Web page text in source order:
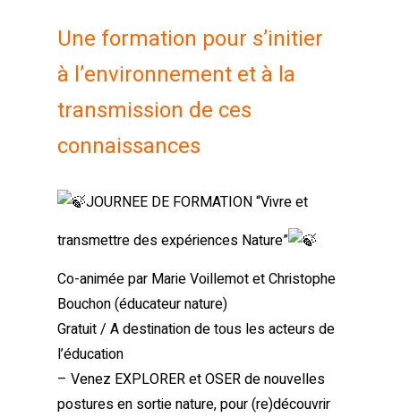
Une formation pour s’initier
à l’environnement et à la
transmission de ces
connaissances
JOURNEE DE FORMATION “Vivre et
transmettre des expériences Nature”
Co-animée par Marie Voillemot et Christophe
Bouchon (éducateur nature)
Gratuit / A destination de tous les acteurs de
l’éducation
– Venez EXPLORER et OSER de nouvelles
postures en sortie nature, pour (re)découvrir